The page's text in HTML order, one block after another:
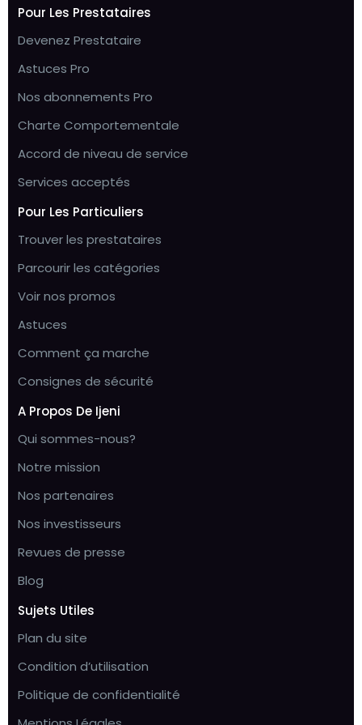
Pour Les Prestataires
Devenez Prestataire
Astuces Pro
Nos abonnements Pro
Charte Comportementale
Accord de niveau de service
Services acceptés
Pour Les Particuliers
Trouver les prestataires
Parcourir les catégories
Voir nos promos
Astuces
Comment ça marche
Consignes de sécurité
A Propos De Ijeni
Qui sommes-nous?
Notre mission
Nos partenaires
Nos investisseurs
Revues de presse
Blog
Sujets Utiles
Plan du site
Condition d’utilisation
Politique de confidentialité